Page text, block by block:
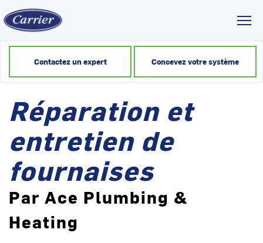
Contactez un expert Concevez votre système
Réparation et
entretien de
fournaises
Par Ace Plumbing &
Heating